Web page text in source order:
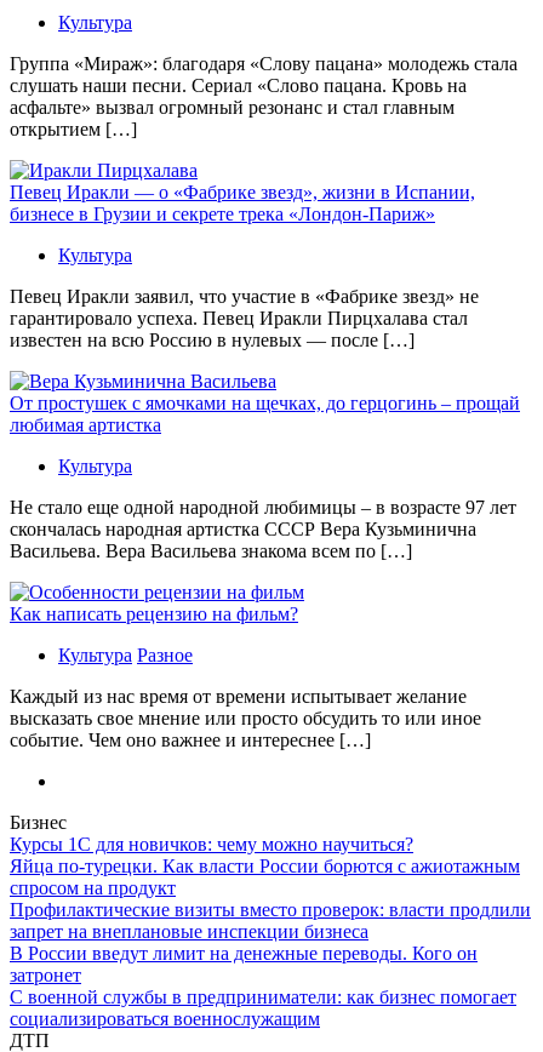
Культура
Группа «Мираж»: благодаря «Слову пацана» молодежь стала
слушать наши песни. Сериал «Слово пацана. Кровь на
асфальте» вызвал огромный резонанс и стал главным
открытием […]
Певец Иракли — о «Фабрике звезд», жизни в Испании,
бизнесе в Грузии и секрете трека «Лондон-Париж»
Культура
Певец Иракли заявил, что участие в «Фабрике звезд» не
гарантировало успеха. Певец Иракли Пирцхалава стал
известен на всю Россию в нулевых — после […]
От простушек с ямочками на щечках, до герцогинь – прощай
любимая артистка
Культура
Не стало еще одной народной любимицы – в возрасте 97 лет
скончалась народная артистка СССР Вера Кузьминична
Васильева. Вера Васильева знакома всем по […]
Как написать рецензию на фильм?
Культура Разное
Каждый из нас время от времени испытывает желание
высказать свое мнение или просто обсудить то или иное
событие. Чем оно важнее и интереснее […]
Бизнес
Курсы 1С для новичков: чему можно научиться?
Яйца по-турецки. Как власти России борются с ажиотажным
спросом на продукт
Профилактические визиты вместо проверок: власти продлили
запрет на внеплановые инспекции бизнеса
В России введут лимит на денежные переводы. Кого он
затронет
С военной службы в предприниматели: как бизнес помогает
социализироваться военнослужащим
ДТП